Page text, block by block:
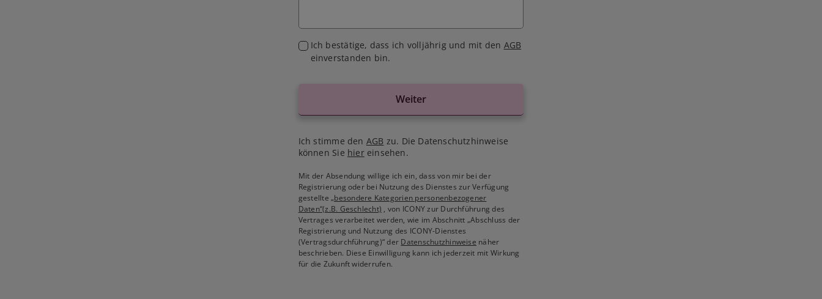
Ich bestätige, dass ich volljährig und mit den AGB
einverstanden bin.
Weiter
Ich stimme den AGB zu. Die Datenschutzhinweise
können Sie hiereinsehen.
Mit der Absendung willige ich ein, dass von mir bei der
Registrierung oder bei Nutzung des Dienstes zur Verfügung
gestellte„besondere Kategorien personenbezogener
Daten“(z.B. Geschlecht) , von ICONY zur Durchführung des
Vertrages verarbeitet werden, wie im Abschnitt „Abschluss der
Registrierung und Nutzung des ICONY-Dienstes
(Vertragsdurchführung)“ der Datenschutzhinweise näher
beschrieben. Diese Einwilligung kann ich jederzeit mit Wirkung
für die Zukunft widerrufen.